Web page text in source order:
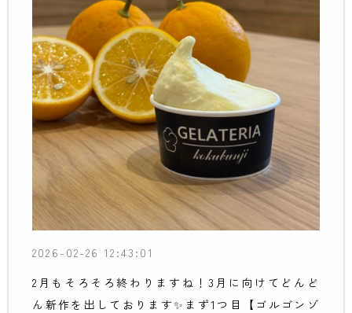
2026-02-26 12:43:01
2月もそろそろ終わりますね！3月に向けてどんど
ん新作を出しております✨まず1つ目【ゴルゴンゾ